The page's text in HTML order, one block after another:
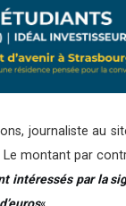
journaliste au
Le montant par
intéressés par la
«